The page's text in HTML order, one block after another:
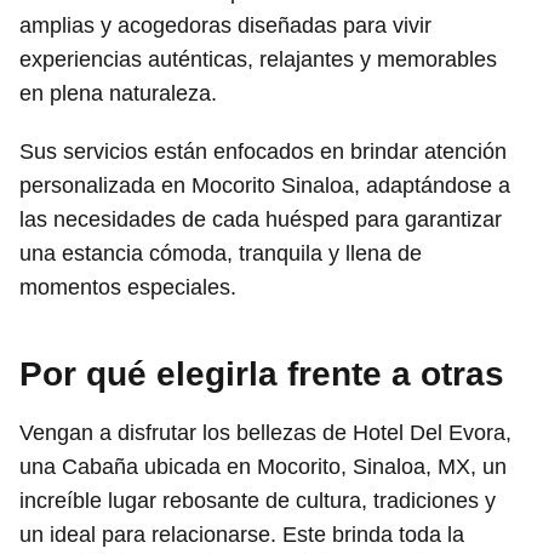
amplias y acogedoras diseñadas para vivir
experiencias auténticas, relajantes y memorables
en plena naturaleza.
Sus servicios están enfocados en brindar atención
personalizada en Mocorito Sinaloa, adaptándose a
las necesidades de cada huésped para garantizar
una estancia cómoda, tranquila y llena de
momentos especiales.
Por qué elegirla frente a otras
Vengan a disfrutar los bellezas de Hotel Del Evora,
una Cabaña ubicada en Mocorito, Sinaloa, MX, un
increíble lugar rebosante de cultura, tradiciones y
un ideal para relacionarse. Este brinda toda la